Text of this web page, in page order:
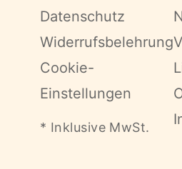
Datenschutz
Widerrufsbelehrung
Cookie-
Einstellungen
* Inklusive MwSt.